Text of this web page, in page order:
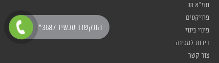
תמ"א 38
פרויקטים
פינוי בינוי
דירות למכירה
צור קשר
*התקשרו עכשיו 3687